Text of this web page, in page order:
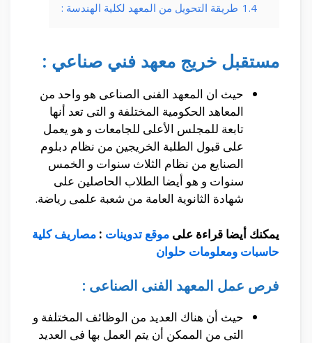
1.4 طريقة التحويل من المعهد لكلية الهندسة :
مستقبل خريج معهد فني صناعي :
حيث ان المعهد الفنى الصناعى هو واحد من
المعاهد الحكومية المختلفة و التى تعد أنها
تابعة للمجلس الأعلى للجامعات و هو يعمل
على قبول الطلبة الخريجين من نظام دبلوم
الصنايع من نظام الثلاث سنوات و الخمس
سنوات و هو أيضا الطلاب الحاصلين على
شهادة الثانوية العامة من شعبة علمى رياضة.
يمكنك أيضا قراءة على موقع تدوينات : مصاريف كلية
حاسبات ومعلومات حلوان
فرص عمل المعهد الفنى الصناعى :
حيث أن هناك العديد من الوظائف المختلفة و
التى من الممكن أن يتم العمل بها فى العديد